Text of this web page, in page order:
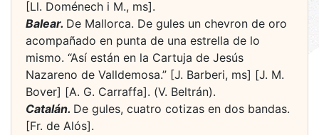
[Ll. Doménech i M., ms].
Balear. De Mallorca. De gules un chevron de oro
acompañado en punta de una estrella de lo
mismo. “Así están en la Cartuja de Jesús
Nazareno de Valldemosa.” [J. Barberi, ms] [J. M.
Bover] [A. G. Carraffa]. (V. Beltrán).
Catalán. De gules, cuatro cotizas en dos bandas.
[Fr. de Alós].